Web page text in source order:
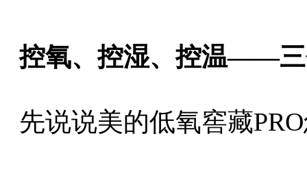
控氧、控湿、控温——三
先说说美的低氧窖藏